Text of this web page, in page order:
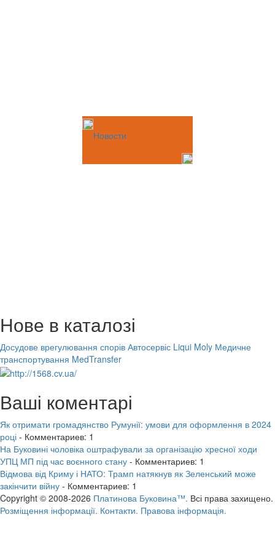
Новости
Нове в каталозі
Досудове врегулювання спорів Автосервіс Liqui Moly Медичне
транспортування MedTransfer
Ваші коментарі
Як отримати громадянство Румунії: умови для оформлення в 2024
році - Комментариев: 1
На Буковині чоловіка оштрафували за організацію хресної ходи
УПЦ МП під час воєнного стану - Комментариев: 1
Відмова від Криму і НАТО: Трамп натякнув як Зеленський може
закінчити війну - Комментариев: 1
Copyright © 2008-2026 Платинова Буковина™. Всі права захищено.
Розміщення інформації. Контакти. Правова інформація.